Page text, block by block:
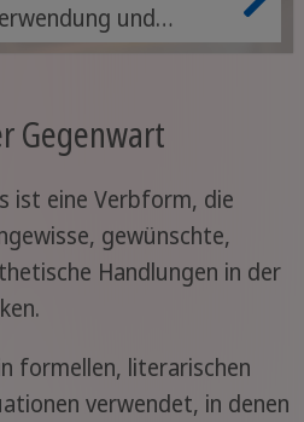
und
Gegenwart
ist eine Verbform, die
gewünschte,
Handlungen in der
formellen, literarischen
verwendet, in denen